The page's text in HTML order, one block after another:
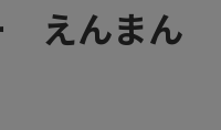
えんまん